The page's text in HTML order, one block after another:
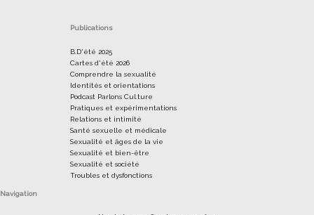
Publications
B.D'été 2025
Cartes d'été 2026
Comprendre la sexualité
Identités et orientations
Podcast Parlons Cul.ture
Pratiques et expérimentations
Relations et intimité
Santé sexuelle et médicale
Sexualité et âges de la vie
Sexualité et bien-être
Sexualité et société
Troubles et dysfonctions
Navigation